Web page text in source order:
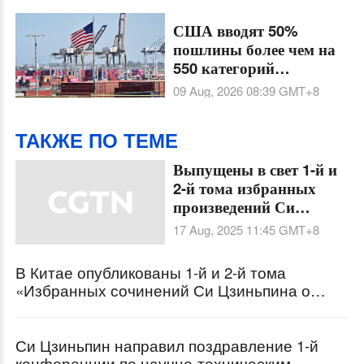
инцидент»
США вводят 50%
пошлины более чем на
550 категорий
канадского импорта
09 Aug, 2026 08:39GMT+8
ТАКЖЕ ПО ТЕМЕ
Выпущены в свет 1-й и
2-й тома избранных
произведений Си
Цзиньпина о
приверженности
всестороннему
углублению реформ
17 Aug, 2025 11:45GMT+8
В Китае опубликованы 1-й и 2-й тома
«Избранных сочинений Си Цзиньпина о
Си Цзиньпин направил поздравление 1-й